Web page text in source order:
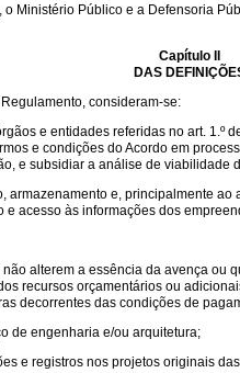
Ministério Público e a Defensoria
Capítulo II
DAS
consideram-se:
e entidades referidas no art.
e condições do Acordo em
e subsidiar a análise de
e, principalmente
acesso às informações dos
alterem a essência da avença
recursos orçamentários ou
decorrentes das condições de
de engenharia e/ou arquitetura;
e registros nos projetos originais